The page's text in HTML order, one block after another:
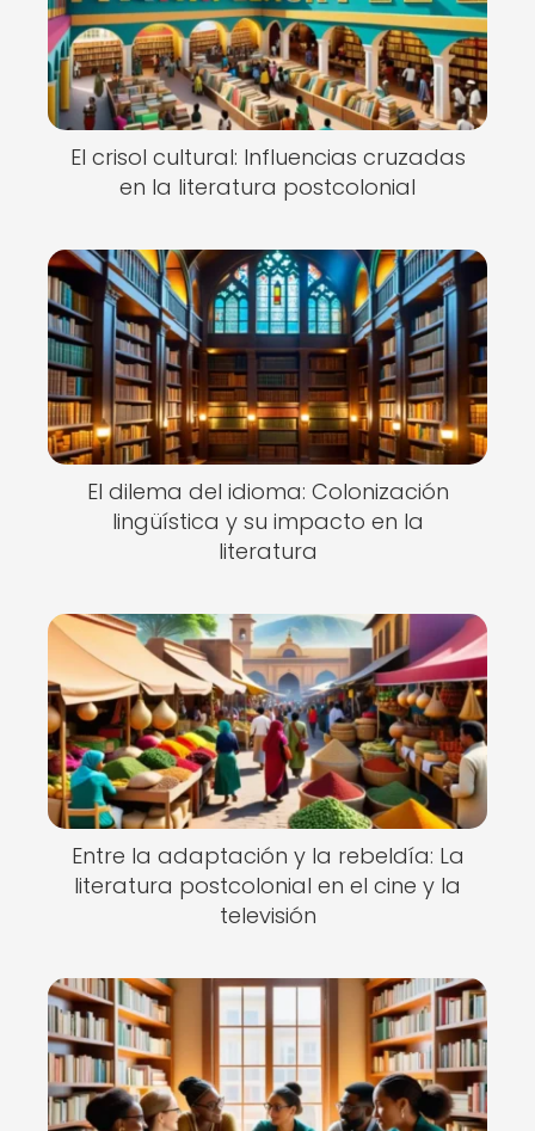
El crisol cultural: Influencias cruzadas
en la literatura postcolonial
El dilema del idioma: Colonización
lingüística y su impacto en la
literatura
Entre la adaptación y la rebeldía: La
literatura postcolonial en el cine y la
televisión